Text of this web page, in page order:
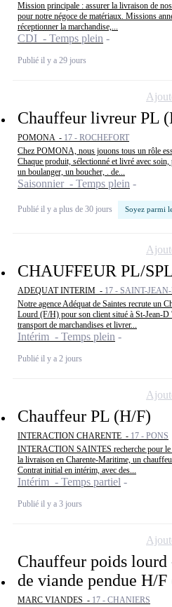
Mission principale : assurer la livraison de
pour notre négoce de matériaux. Missions
réceptionner la marchandise,...
CDI - Temps plein
Publié il y a 29 jours
Chauffeur livreur PL
POMONA - 17 - ROCHEFORT
Chez POMONA, nous jouons tous un rôle
Chaque produit, sélectionné et livré avec soin,
un boulanger, un boucher, . de...
Saisonnier - Temps plein
Publié il y a plus de 30 jours Soyez parmi
CHAUFFEUR PL/
ADEQUAT INTERIM - 17 - SAINT-
Notre agence Adéquat de Saintes recrute un
Lourd (F/H) pour son client situé à St-Jean-
transport de marchandises et livrer...
Intérim - Temps plein
Publié il y a 2 jours
Chauffeur PL (H/F)
INTERACTION CHARENTE - 17 - PONS
INTERACTION SAINTES recherche pour le
la livraison en Charente-Maritime, un
Contrat initial en intérim, avec des...
Intérim - Temps partiel
Publié il y a 3 jours
Chauffeur poids lourd
de viande pendue H/
MARC VIANDES - 17 - CHANIERS